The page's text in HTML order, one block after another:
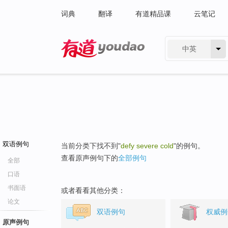
词典 翻译 有道精品课 云笔记
中英
双语例句
全部
口语
书面语
论文
原声例句
当前分类下找不到"defy severe cold"的例句。
查看原声例句下的全部例句
或者看看其他分类：
双语例句 权威